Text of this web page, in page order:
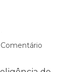
Comentário